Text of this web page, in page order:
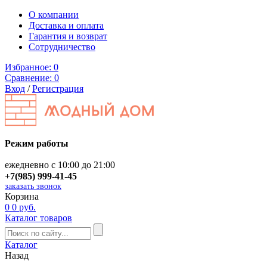
О компании
Доставка и оплата
Гарантия и возврат
Сотрудничество
Избранное: 0
Сравнение: 0
Вход /Регистрация
Режим работы
ежедневно с 10:00 до 21:00
+7(985) 999-41-45
заказать звонок
Корзина
0 0 руб.
Каталог товаров
Каталог
Назад